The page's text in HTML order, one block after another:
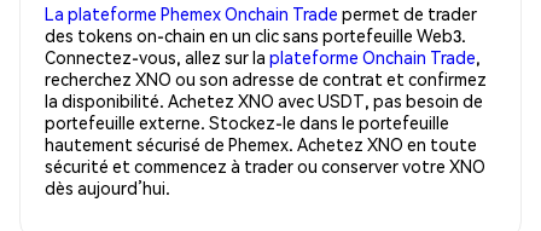
La plateforme Phemex Onchain Trade permet de trader
des tokens on-chain en un clic sans portefeuille Web3.
Connectez-vous, allez sur la plateforme Onchain Trade,
recherchez XNO ou son adresse de contrat et confirmez
la disponibilité. Achetez XNO avec USDT, pas besoin de
portefeuille externe. Stockez-le dans le portefeuille
hautement sécurisé de Phemex. Achetez XNO en toute
sécurité et commencez à trader ou conserver votre XNO
dès aujourd’hui.